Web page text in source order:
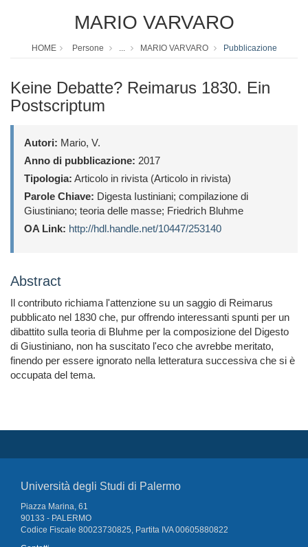
MARIO VARVARO
HOME Persone ... MARIO VARVARO Pubblicazione
Keine Debatte? Reimarus 1830. Ein
Postscriptum
Autori: Mario, V.
Anno di pubblicazione: 2017
Tipologia: Articolo in rivista (Articolo in rivista)
Parole Chiave: Digesta Iustiniani; compilazione di
Giustiniano; teoria delle masse; Friedrich Bluhme
OA Link: http://hdl.handle.net/10447/253140
Abstract
Il contributo richiama l'attenzione su un saggio di Reimarus
pubblicato nel 1830 che, pur offrendo interessanti spunti per un
dibattito sulla teoria di Bluhme per la composizione del Digesto
di Giustiniano, non ha suscitato l'eco che avrebbe meritato,
finendo per essere ignorato nella letteratura successiva che si è
occupata del tema.
Università degli Studi di Palermo
Piazza Marina, 61
90133 - PALERMO
Codice Fiscale 80023730825, Partita IVA 00605880822